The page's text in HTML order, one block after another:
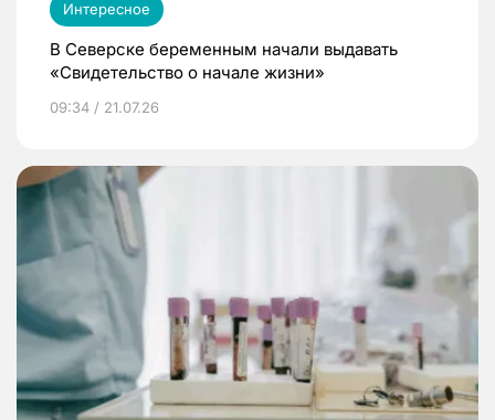
Интересное
В Северске беременным начали выдавать
«Свидетельство о начале жизни»
09:34 / 21.07.26